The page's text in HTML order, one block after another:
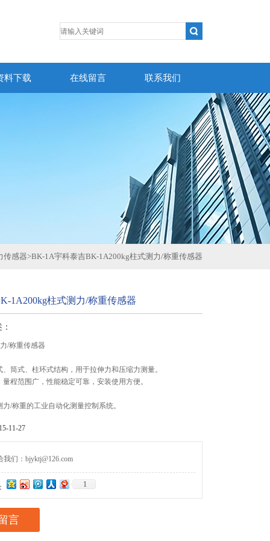
料下载 在线留言 联系我们
传感器>BK-1A宇科泰吉BK-1A200kg柱式测力/称重传感器
1A200kg柱式测力/称重传感器
/称重传感器
、筒式、柱环式结构，用于拉伸力和压缩力测量。
量程范围广，性能稳定可靠，安装使用方便。
力/称重的工业自动化测量控制系统。
11-27
我们：bjyktj@126.com
1
言